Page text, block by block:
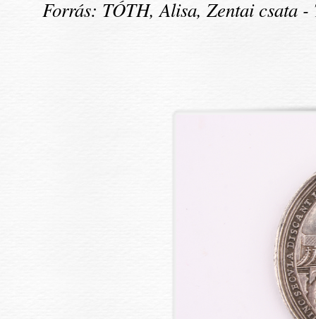
Forrás: TÓTH, Alisa, Zentai csata